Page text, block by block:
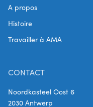
A propos
Histoire
Travailler à AMA
CONTACT
Noordkasteel Oost 6
2030 Antwerp